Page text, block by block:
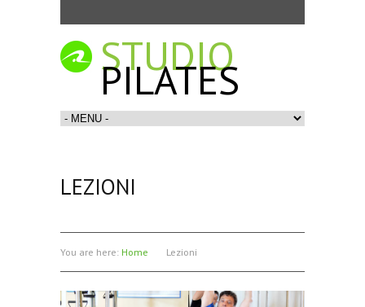
STUDIO
PILATES
LEZIONI
You are here: Home Lezioni